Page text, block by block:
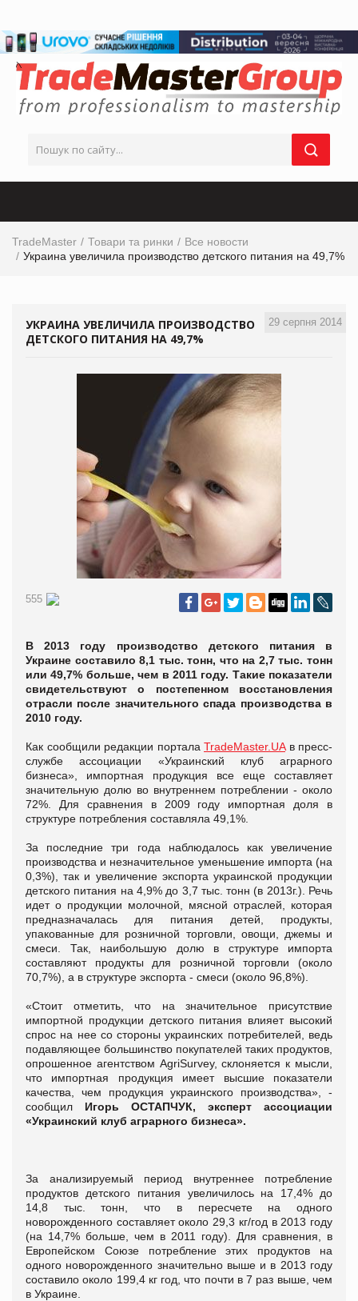
TradeMaster Товари та ринки
Все новости
Украина увеличила производство детского питания на 49,7%
29 серпня 2014
УКРАИНА УВЕЛИЧИЛА ПРОИЗВОДСТВО
ДЕТСКОГО ПИТАНИЯ НА 49,7%
555
В 2013 году производство детского питания в
Украине составило 8,1 тыс. тонн, что на 2,7 тыс. тонн
или 49,7% больше, чем в 2011 году. Такие показатели
свидетельствуют о постепенном восстановления
отрасли после значительного спада производства в
2010 году.
Как сообщили редакции портала TradeMaster.UAв пресс-
службе ассоциации «Украинский клуб аграрного
бизнеса», импортная продукция все еще составляет
значительную долю во внутреннем потреблении - около
72%. Для сравнения в 2009 году импортная доля в
структуре потребления составляла 49,1%.
За последние три года наблюдалось как увеличение
производства и незначительное уменьшение импорта (на
0,3%), так и увеличение экспорта украинской продукции
детского питания на 4,9% до 3,7 тыс. тонн (в 2013г.). Речь
идет о продукции молочной, мясной отраслей, которая
предназначалась для питания детей, продукты,
упакованные для розничной торговли, овощи, джемы и
смеси. Так, наибольшую долю в структуре импорта
составляют продукты для розничной торговли (около
70,7%), а в структуре экспорта - смеси (около 96,8%).
«Стоит отметить, что на значительное присутствие
импортной продукции детского питания влияет высокий
спрос на нее со стороны украинских потребителей, ведь
подавляющее большинство покупателей таких продуктов,
опрошенное агентством AgriSurvey, склоняется к мысли,
что импортная продукция имеет высшие показатели
качества, чем продукция украинского производства», -
сообщил Игорь ОСТАПЧУК, эксперт ассоциации
«Украинский клуб аграрного бизнеса».
За анализируемый период внутреннее потребление
продуктов детского питания увеличилось на 17,4% до
14,8 тыс. тонн, что в пересчете на одного
новорожденного составляет около 29,3 кг/год в 2013 году
(на 14,7% больше, чем в 2011 году). Для сравнения, в
Европейском Союзе потребление этих продуктов на
одного новорожденного значительно выше и в 2013 году
составило около 199,4 кг год, что почти в 7 раз выше, чем
в Украине.